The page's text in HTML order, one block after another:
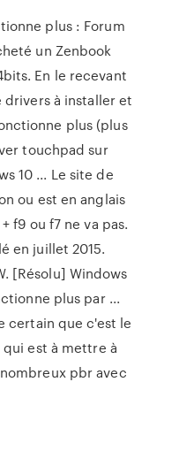
plus : Forum
un Zenbook
En le recevant
à installer et
plus (plus
touchpad sur
10 ... Le site de
ou est en anglais
f9 ou f7 ne va pas.
en juillet 2015.
[Résolu] Windows
plus par ...
certain que c'est le
est à mettre à
pbr avec